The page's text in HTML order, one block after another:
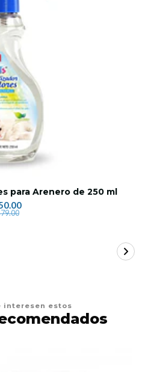
para Arenero de 250 ml
interesen estos